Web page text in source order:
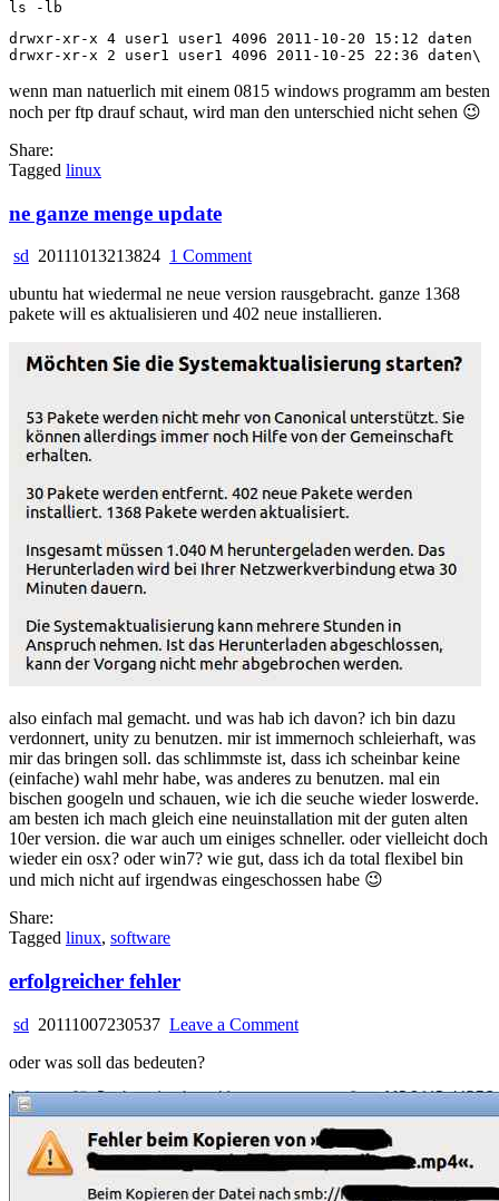
drwxr-xr-x 4 user1 user1 4096 2011-10-20 15:12 daten
wenn man natuerlich mit einem 0815 windows programm am besten
noch per ftp drauf schaut, wird man den unterschied nicht sehen 😉
Share:
Tagged linux
ne ganze menge update
sd 20111013213824 1 Commenton
ganze
menge
ubuntu hat wiedermal ne neue version rausgebracht. ganze 1368
pakete will es aktualisieren und 402 neue installieren.
also einfach mal gemacht. und was hab ich davon? ich bin dazu
verdonnert, unity zu benutzen. mir ist immernoch schleierhaft, was
mir das bringen soll. das schlimmste ist, dass ich scheinbar keine
(einfache) wahl mehr habe, was anderes zu benutzen. mal ein
bischen googeln und schauen, wie ich die seuche wieder loswerde.
am besten ich mach gleich eine neuinstallation mit der guten alten
10er version. die war auch um einiges schneller. oder vielleicht doch
wieder ein osx? oder win7? wie gut, dass ich da total flexibel bin
und mich nicht auf irgendwas eingeschossen habe 😉
Share:
Tagged linux, software
erfolgreicher fehler
sd 20111007230537 Leave a Commenton
oder was soll das bedeuten?